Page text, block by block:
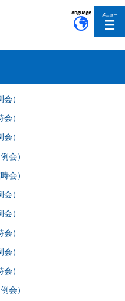
）
）
）
会）
会）
）
）
）
）
）
会）